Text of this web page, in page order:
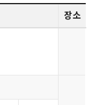
장소